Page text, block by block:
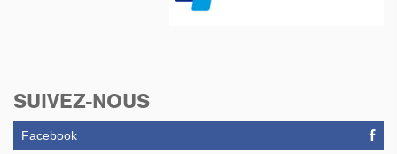
SUIVEZ-NOUS
Facebook